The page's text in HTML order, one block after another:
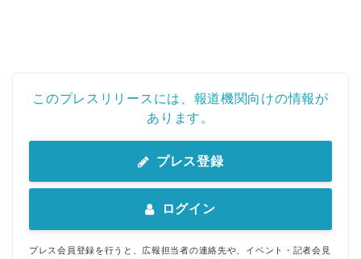
このプレスリリースには、報道機関向けの情報が
あります。
プレス登録
ログイン
プレス会員登録を行うと、広報担当者の連絡先や、イベント・記者会見